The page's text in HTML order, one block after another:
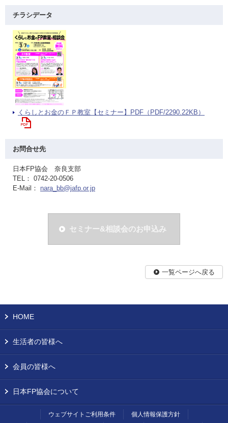
チラシデータ
くらしとお金のＦＰ教室【セミナー】PDF（PDF/2290.22KB）
お問合せ先
日本FP協会 奈良支部
TEL： 0742-20-0506
E-Mail： nara_bb@jafp.or.jp
セミナー&相談会のお申込み
一覧ページへ戻る
HOME
生活者の皆様へ
会員の皆様へ
日本FP協会について
ウェブサイトご利用条件 個人情報保護方針